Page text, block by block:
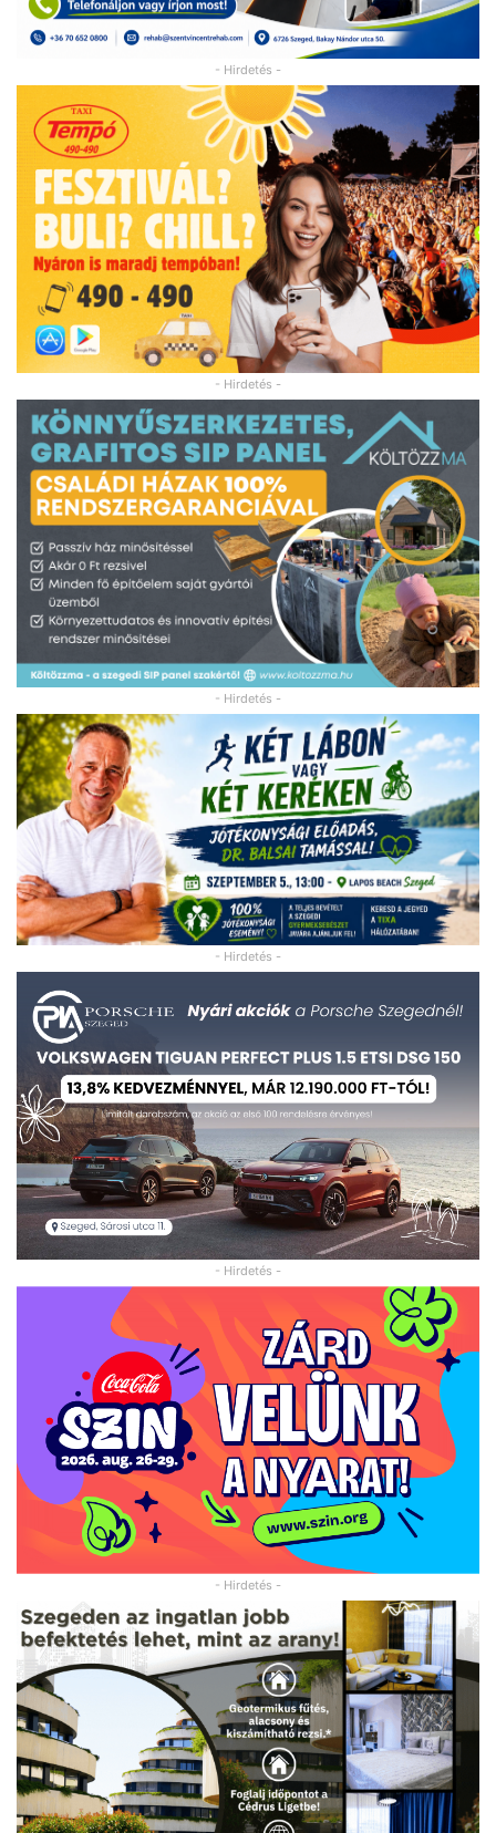
- Hirdetés -
- Hirdetés -
- Hirdetés -
- Hirdetés -
- Hirdetés -
- Hirdetés -